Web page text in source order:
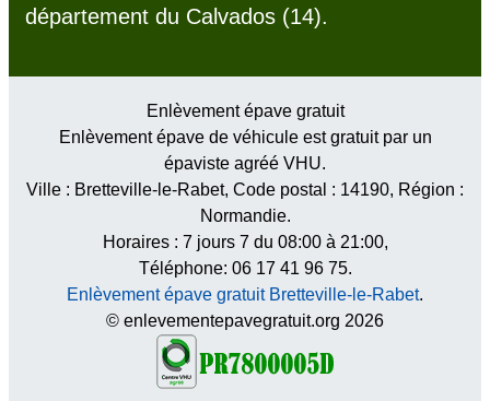
département du Calvados (14).
Enlèvement épave gratuit
Enlèvement épave de véhicule est gratuit par un
épaviste agréé VHU.
Ville : Bretteville-le-Rabet, Code postal : 14190, Région :
Normandie.
Horaires : 7 jours 7 du 08:00 à 21:00,
Téléphone: 06 17 41 96 75.
Enlèvement épave gratuit Bretteville-le-Rabet.
© enlevementepavegratuit.org 2026